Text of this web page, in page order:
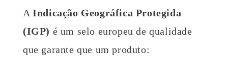
AIndicação Geográfica Protegida
(IGP) é um selo europeu de qualidade
que garante que um produto: